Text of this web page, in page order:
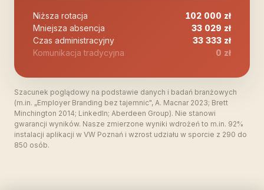
Niższa rotacja
102 000 zł
Mniejsza absencja
33 029 zł
Czas administracyjny
33 333 zł
Komunikacja tradycyjna
0 zł
Szacunek poglądowy na podstawie danych i badań branżowych
(m.in. „Employer Branding bez tajemnic", A. Macnar 2023; Brett
Minchington 2014; LinkedIn; Aberdeen Group). Nie stanowi
gwarancji wyników. Nasze zmierzone wyniki wdrożeń to m.in. 92%
instalacji aplikacji w VW Poznań i wzrost udziału w sporcie z 290 do
850 osób.